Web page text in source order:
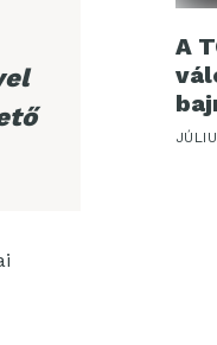
A